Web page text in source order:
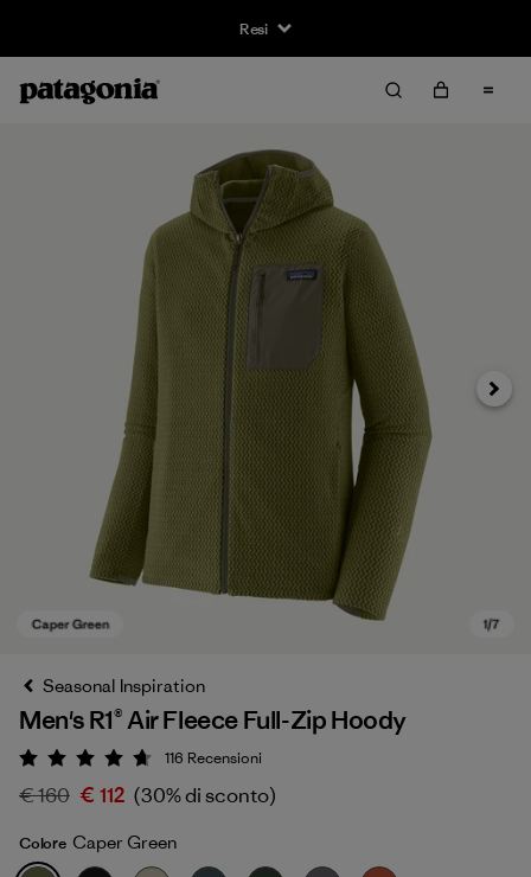
Resi
Avanti
Seasonal Inspiration
Men's R1® Air Fleece Full-Zip Hoody
Valutazione: 4.7 / 5
116 Recensioni
€ 160 € 112 (30% di sconto)
Colore Caper Green